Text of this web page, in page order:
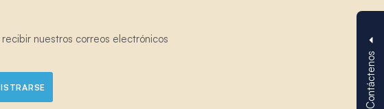
Contáctenos
nuestros correos electrónicos